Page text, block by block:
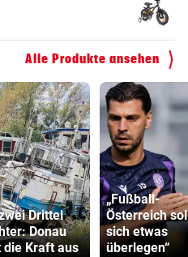
Alle Produkte ansehen
Drittel
Donau
die Kraft aus
„Fußball-
Österreich
sich etwas
überlegen“